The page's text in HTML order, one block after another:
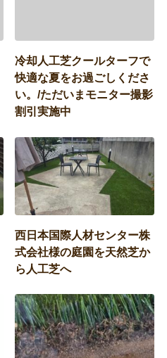
冷却人工芝クールターフで
快適な夏をお過ごしくださ
い。/ただいまモニター撮影
割引実施中
西日本国際人材センター株
式会社様の庭園を天然芝か
ら人工芝へ